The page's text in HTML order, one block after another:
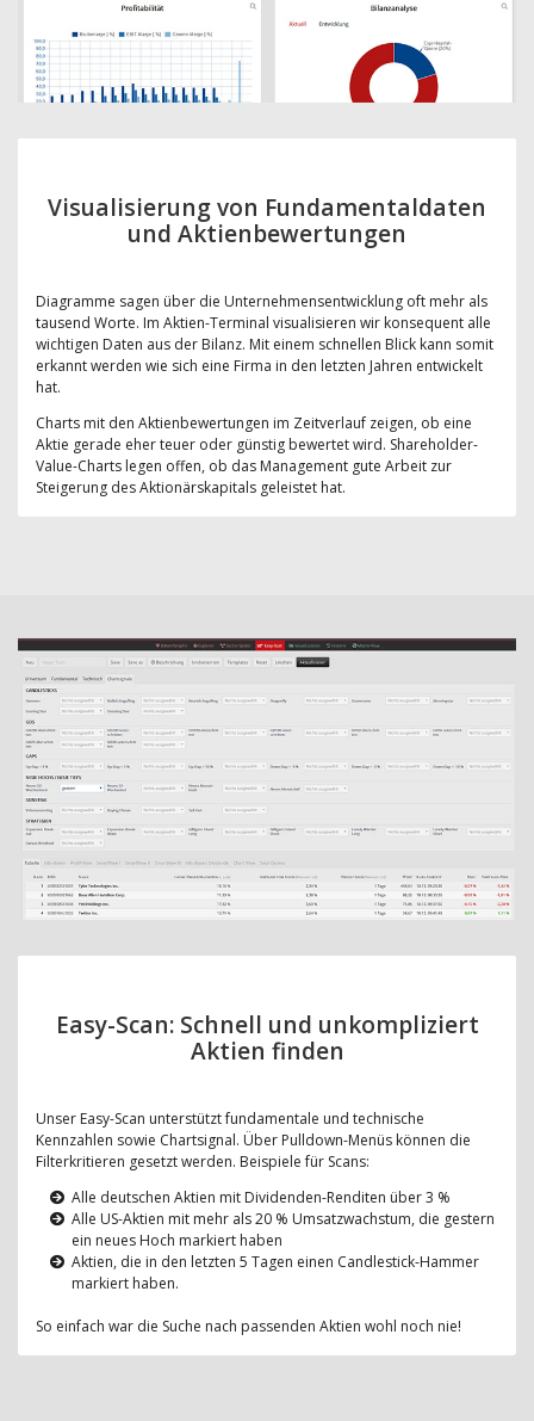
Visualisierung von Fundamentaldaten
und Aktienbewertungen
Diagramme sagen über die Unternehmensentwicklung oft mehr als
tausend Worte. Im Aktien-Terminal visualisieren wir konsequent alle
wichtigen Daten aus der Bilanz. Mit einem schnellen Blick kann somit
erkannt werden wie sich eine Firma in den letzten Jahren entwickelt
hat.
Charts mit den Aktienbewertungen im Zeitverlauf zeigen, ob eine
Aktie gerade eher teuer oder günstig bewertet wird. Shareholder-
Value-Charts legen offen, ob das Management gute Arbeit zur
Steigerung des Aktionärskapitals geleistet hat.
Easy-Scan: Schnell und unkompliziert
Aktien finden
Unser Easy-Scan unterstützt fundamentale und technische
Kennzahlen sowie Chartsignal. Über Pulldown-Menüs können die
Filterkritieren gesetzt werden. Beispiele für Scans:
Alle deutschen Aktien mit Dividenden-Renditen über 3 %
Alle US-Aktien mit mehr als 20 % Umsatzwachstum, die gestern
ein neues Hoch markiert haben
Aktien, die in den letzten 5 Tagen einen Candlestick-Hammer
markiert haben.
So einfach war die Suche nach passenden Aktien wohl noch nie!